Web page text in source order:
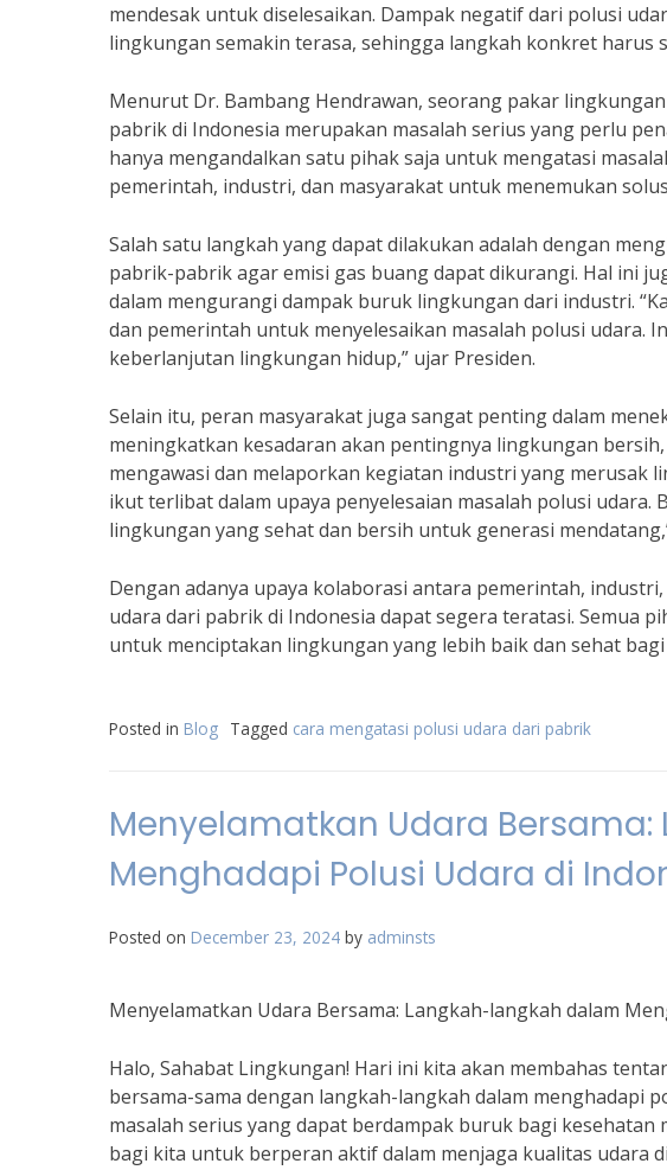
mendesak untuk diselesaikan. Dampak negatif dari polusi
lingkungan semakin terasa, sehingga langkah konkret harus
Menurut Dr. Bambang Hendrawan, seorang pakar
pabrik di Indonesia merupakan masalah serius yang perlu
hanya mengandalkan satu pihak saja untuk mengatasi
pemerintah, industri, dan masyarakat untuk menemukan
Salah satu langkah yang dapat dilakukan adalah dengan
pabrik-pabrik agar emisi gas buang dapat dikurangi. Hal ini
dalam mengurangi dampak buruk lingkungan dari industri.
dan pemerintah untuk menyelesaikan masalah polusi udara.
keberlanjutan lingkungan hidup,” ujar Presiden.
Selain itu, peran masyarakat juga sangat penting dalam
meningkatkan kesadaran akan pentingnya lingkungan
mengawasi dan melaporkan kegiatan industri yang merusak
ikut terlibat dalam upaya penyelesaian masalah polusi udara.
lingkungan yang sehat dan bersih untuk generasi
Dengan adanya upaya kolaborasi antara pemerintah,
udara dari pabrik di Indonesia dapat segera teratasi. Semua
untuk menciptakan lingkungan yang lebih baik dan sehat bagi
Posted in Blog Tagged cara mengatasi polusi udara dari pabrik
Menyelamatkan Udara
Menghadapi Polusi Udara di
Posted on December 23, 2024 by adminsts
Menyelamatkan Udara Bersama: Langkah-langkah dalam
Halo, Sahabat Lingkungan! Hari ini kita akan membahas
bersama-sama dengan langkah-langkah dalam menghadapi
masalah serius yang dapat berdampak buruk bagi
bagi kita untuk berperan aktif dalam menjaga kualitas udara